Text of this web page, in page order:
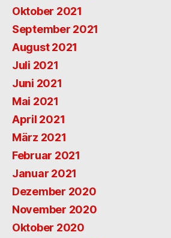
Oktober 2021
September 2021
August 2021
Juli 2021
Juni 2021
Mai 2021
April 2021
März 2021
Februar 2021
Januar 2021
Dezember 2020
November 2020
Oktober 2020